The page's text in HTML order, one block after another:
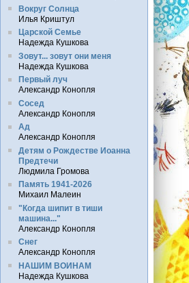
Вокруг Солнца
Илья Криштул
Царской Семье
Надежда Кушкова
Зовут... зовут они меня
Надежда Кушкова
Первый луч
Александр Конопля
Сосед
Александр Конопля
Ад
Александр Конопля
Детям о Рождестве Иоанна
Предтечи
Людмила Громова
Память 1941-2026
Михаил Малеин
"Когда шипит в тиши
машина..."
Александр Конопля
Снег
Александр Конопля
НАШИМ ВОИНАМ
Надежда Кушкова